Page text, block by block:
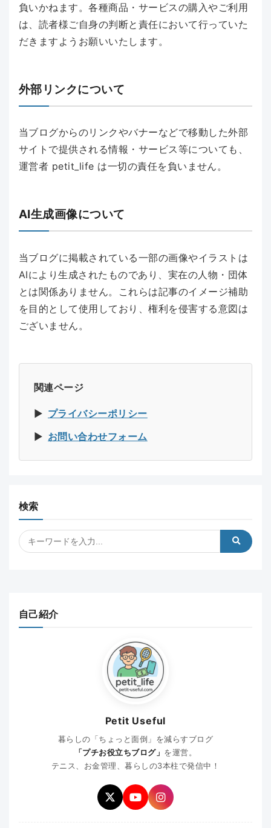
負いかねます。各種商品・サービスの購入やご利用
は、読者様ご自身の判断と責任において行っていた
だきますようお願いいたします。
外部リンクについて
当ブログからのリンクやバナーなどで移動した外部
サイトで提供される情報・サービス等についても、
運営者 petit_life は一切の責任を負いません。
AI生成画像について
当ブログに掲載されている一部の画像やイラストは
AIにより生成されたものであり、実在の人物・団体
とは関係ありません。これらは記事のイメージ補助
を目的として使用しており、権利を侵害する意図は
ございません。
関連ページ
▶︎ プライバシーポリシー
▶︎ お問い合わせフォーム
検索
自己紹介
Petit Useful
暮らしの「ちょっと面倒」を減らすブログ
「プチお役立ちブログ」 を運営。
テニス、お金管理、暮らしの3本柱で発信中！